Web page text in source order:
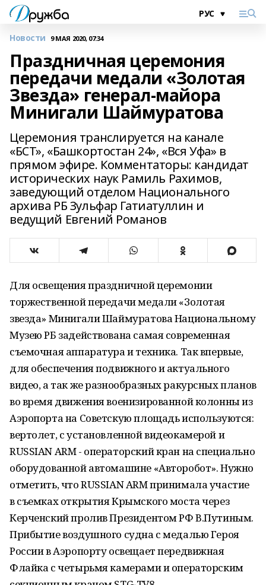
Новости 9 МАЯ 2020, 07:34
Праздничная церемония
передачи медали «Золотая
Звезда» генерал-майора
Минигали Шаймуратова
Церемония транслируется на канале
«БСТ», «Башкортостан 24», «Вся Уфа» в
прямом эфире. Комментаторы: кандидат
исторических наук Рамиль Рахимов,
заведующий отделом Национального
архива РБ Зульфар Гатиатуллин и
ведущий Евгений Романов
Для освещения праздничной церемонии
торжественной передачи медали «Золотая
звезда» Минигали Шаймуратова Национальному
Музею РБ задействована самая современная
съемочная аппаратура и техника. Так впервые,
для обеспечения подвижного и актуального
видео, а так же разнообразных ракурсных планов
во время движения военизированной колонны из
Аэропорта на Советскую площадь используются:
вертолет, с установленной видеокамерой и
RUSSIAN ARM - операторский кран на специально
оборудованной автомашине «Авторобот». Нужно
отметить, что RUSSIAN ARM принимала участие
в съемках открытия Крымского моста через
Керченский пролив Президентом РФ В.Путиным.
Прибытие воздушного судна с медалью Героя
России в Аэропорту освещает передвижная
Флайка с четырьмя камерами и операторским